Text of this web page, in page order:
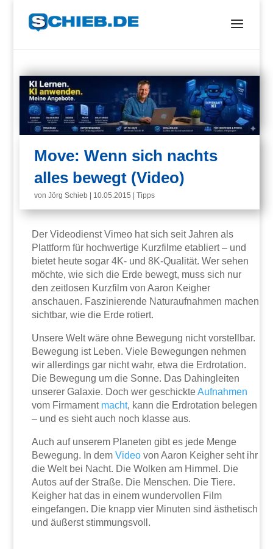
Move: Wenn sich nachts
alles bewegt (Video)
vonJörg Schieb 10.05.2015 |Tipps
Der Videodienst Vimeo hat sich seit Jahren als
Plattform für hochwertige Kurzfilme etabliert – und
bietet heute sogar 4K- und 8K-Qualität. Wer sehen
möchte, wie sich die Erde bewegt, muss sich nur
den zeitlosen Kurzfilm von Aaron Keigher
anschauen. Faszinierende Naturaufnahmen machen
sichtbar, wie die Erde rotiert.
Unsere Welt wäre ohne Bewegung nicht vorstellbar.
Bewegung ist Leben. Viele Bewegungen nehmen
wir allerdings gar nicht wahr, etwa die Erdrotation.
Die Bewegung um die Sonne. Das Dahingleiten
unserer Galaxie. Doch wer geschickteAufnahmen
vom Firmament macht, kann die Erdrotation belegen
– und es sieht auch noch klasse aus.
Auch auf unserem Planeten gibt es jede Menge
Bewegung. In demVideo von Aaron Keigher seht ihr
die Welt bei Nacht. Die Wolken am Himmel. Die
Autos auf der Straße. Die Menschen. Die Tiere.
Keigher hat das in einem wundervollen Film
eingefangen. Die knapp vier Minuten sind ästhetisch
und äußerst stimmungsvoll.